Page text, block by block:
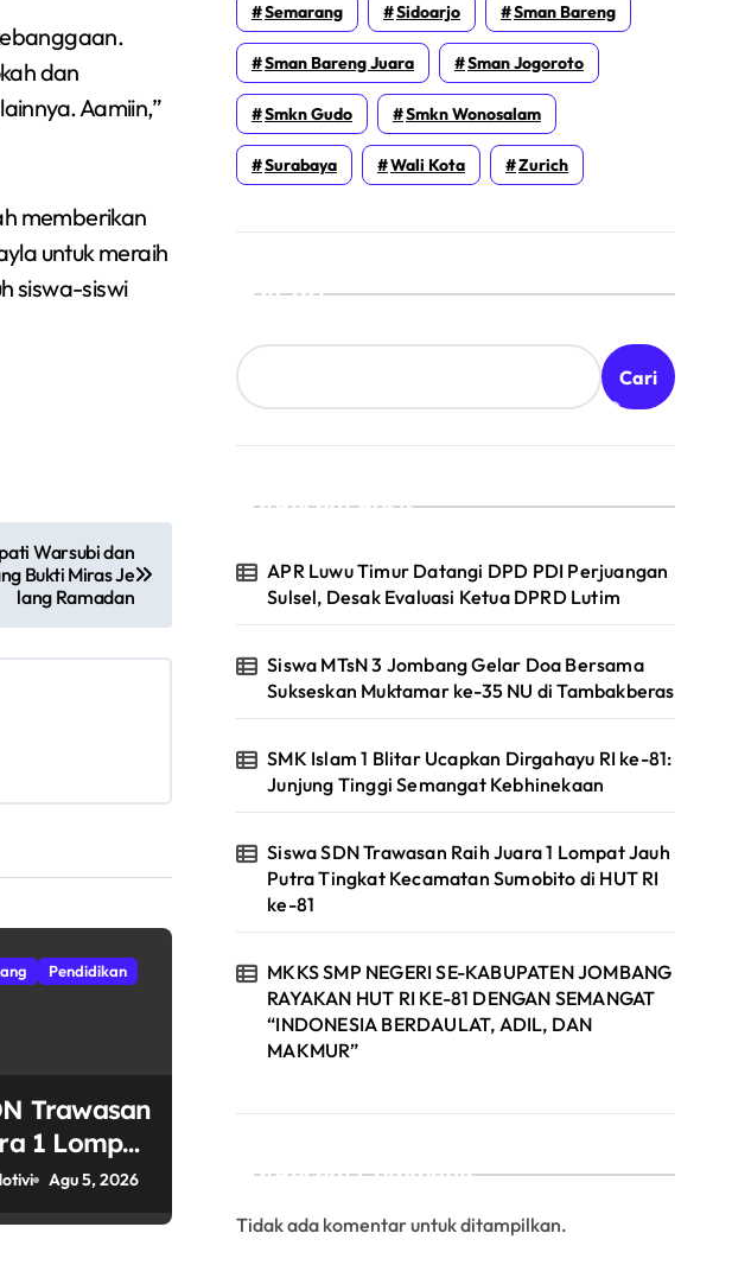
dan
Aamiin,”
memberikan
untuk meraih
siswa-siswi
Warsubi dan
Bukti Miras Je
lang Ramadan
Pendidikan
Trawasan
1 Lompat
Tingkat
Agu 5, 2026
Semarang Sidoarjo Sman Bareng
Sman Bareng Juara Sman Jogoroto
Smkn Gudo Smkn Wonosalam
Surabaya Wali Kota Zurich
Cari
Cari
Recent Posts
APR Luwu Timur Datangi DPD PDI Perjuangan
Sulsel, Desak Evaluasi Ketua DPRD Lutim
Siswa MTsN 3 Jombang Gelar Doa Bersama
Sukseskan Muktamar ke-35 NU di Tambakberas
SMK Islam 1 Blitar Ucapkan Dirgahayu RI ke-81:
Junjung Tinggi Semangat Kebhinekaan
Siswa SDN Trawasan Raih Juara 1 Lompat Jauh
Putra Tingkat Kecamatan Sumobito di HUT RI
ke-81
MKKS SMP NEGERI SE-KABUPATEN JOMBANG
RAYAKAN HUT RI KE-81 DENGAN SEMANGAT
“INDONESIA BERDAULAT, ADIL, DAN
MAKMUR”
Recent Comments
Tidak ada komentar untuk ditampilkan.